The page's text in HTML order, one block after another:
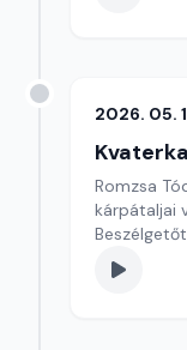
2026. 05.
Kvaterka
Romzsa
kárpátaljai